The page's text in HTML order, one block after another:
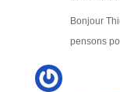
Bonjour
pensons